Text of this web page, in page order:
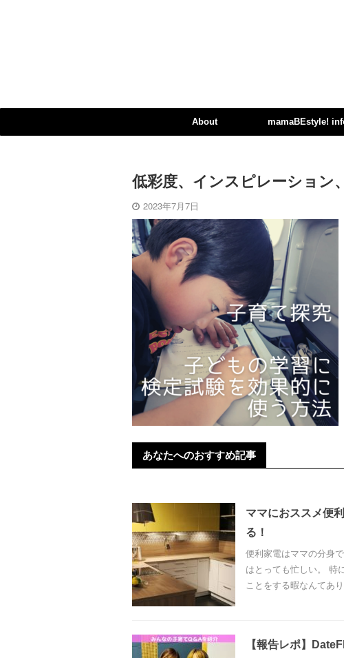
About mamaBEstyle!
低彩度、インスピレーション
2023年7月7日
あなたへのおすすめ記事
ママにおススメ便
る！
便利家電はママの分身
はとっても忙しい。 特
ことをする暇なんてあ
【報告レポ】